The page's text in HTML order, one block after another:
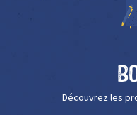
Découvrez les